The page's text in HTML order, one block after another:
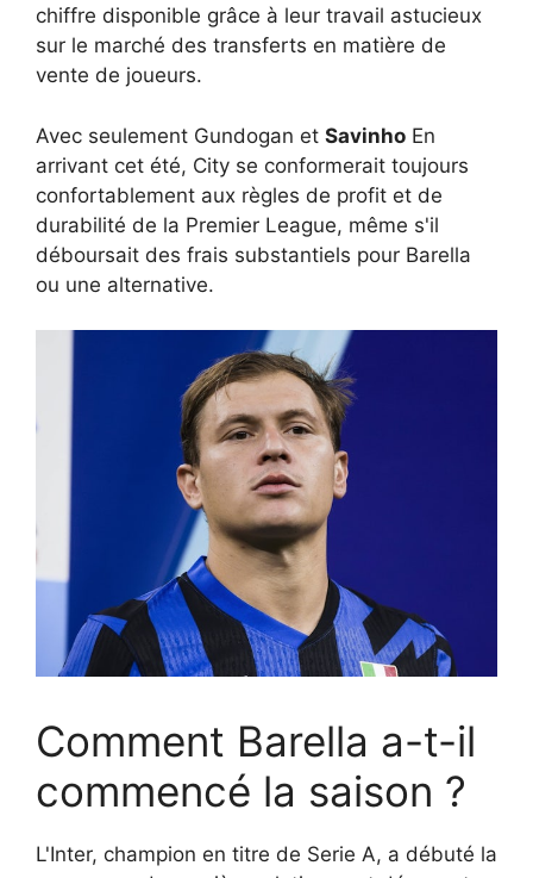
chiffre disponible grâce à leur travail astucieux
sur le marché des transferts en matière de
vente de joueurs.
Avec seulement Gundogan et Savinho En
arrivant cet été, City se conformerait toujours
confortablement aux règles de profit et de
durabilité de la Premier League, même s'il
déboursait des frais substantiels pour Barella
ou une alternative.
Comment Barella a-t-il
commencé la saison ?
L'Inter, champion en titre de Serie A, a débuté la